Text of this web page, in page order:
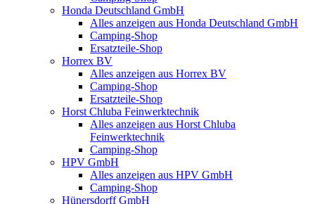
Honda Deutschland GmbH
Alles anzeigen aus Honda Deutschland GmbH
Camping-Shop
Ersatzteile-Shop
Horrex BV
Alles anzeigen aus Horrex BV
Camping-Shop
Ersatzteile-Shop
Horst Chluba Feinwerktechnik
Alles anzeigen aus Horst Chluba
Feinwerktechnik
Camping-Shop
HPV GmbH
Alles anzeigen aus HPV GmbH
Camping-Shop
Hünersdorff GmbH